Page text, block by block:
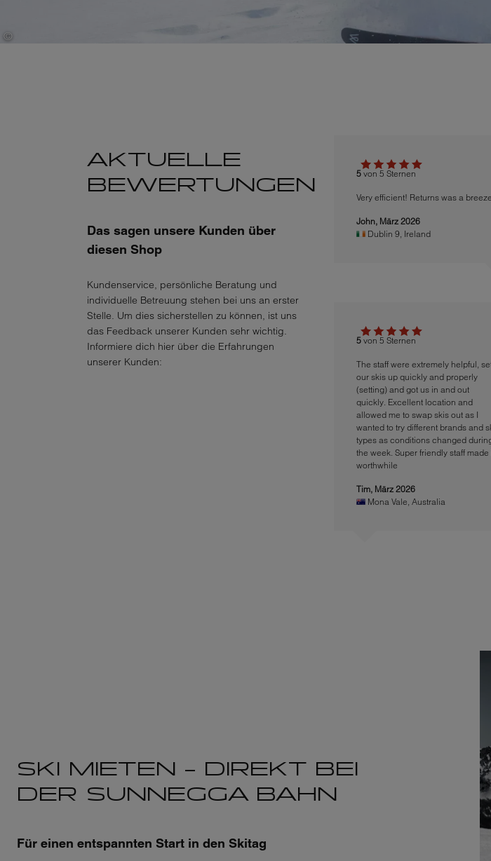
©
AKTUELLE
BEWERTUNGEN
Das sagen unsere Kunden über
diesen Shop
Kundenservice, persönliche Beratung und
individuelle Betreuung stehen bei uns an erster
Stelle. Um dies sicherstellen zu können, ist uns
das Feedback unserer Kunden sehr wichtig.
Informiere dich hier über die Erfahrungen
unserer Kunden:
5 von 5 Sternen
Very efficient! Returns was a
John, März 2026
Dublin 9 Ireland
5 von 5 Sternen
The staff were extremely helpful,
our skis up quickly and properly
(setting) and got us in and out
quickly. Excellent location and
allowed me to swap skis out as I
wanted to try different brands and
types as conditions changed
the week. Super friendly staff made
worthwhile
Tim, März 2026
Mona Vale Australia
SKI MIETEN – DIREKT BEI
DER SUNNEGGA BAHN
Für einen entspannten Start in den Skitag